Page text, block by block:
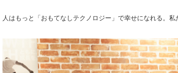
人はもっと「おもてなしテクノロジー」で幸せになれる。私